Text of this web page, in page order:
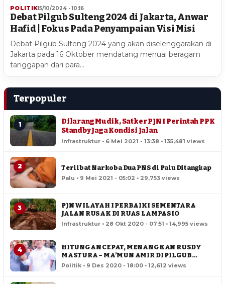
POLITIK15/10/2024 - 10:16
Debat Pilgub Sulteng 2024 di Jakarta, Anwar
Hafid | Fokus Pada Penyampaian Visi Misi
Debat Pilgub Sulteng 2024 yang akan diselenggarakan di
Jakarta pada 16 Oktober mendatang menuai beragam
tanggapan dari para…
Terpopuler
1
Dilarang Mudik, Satker PJN I Perintah PPK
Standby Jaga Kondisi Jalan
Infrastruktur • 6 Mei 2021 - 13:38 • 135,481 views
2 Terlibat Narkoba Dua PNS di Palu Ditangkap
Palu • 9 Mei 2021 - 05:02 • 29,753 views
3
PJN WILAYAH I PERBAIKI SEMENTARA
JALAN RUSAK DI RUAS LAMPASIO
Infrastruktur • 28 Okt 2020 - 07:51 • 14,995 views
4
HITUNGAN CEPAT, MENANGKAN RUSDY
MASTURA – MA’MUN AMIR DI PILGUB
SULTENG
Politik • 9 Des 2020 - 18:00 • 12,612 views